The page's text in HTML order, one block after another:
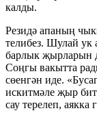
калды.
Резидә апаның
телибез. Шулай ук
барлык җырларын
Соңгы вакытта
сөенгән иде.
искитмәле җыр
сау терелеп,